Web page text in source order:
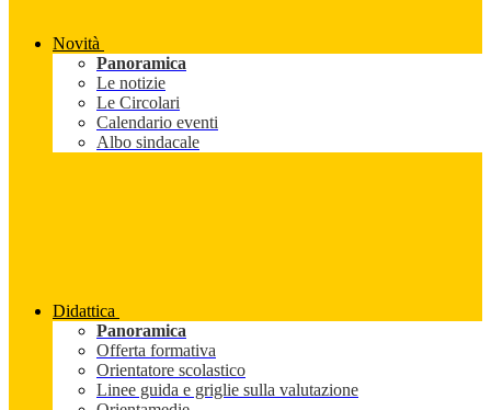
Novità
Panoramica
Le notizie
Le Circolari
Calendario eventi
Albo sindacale
Didattica
Panoramica
Offerta formativa
Orientatore scolastico
Linee guida e griglie sulla valutazione